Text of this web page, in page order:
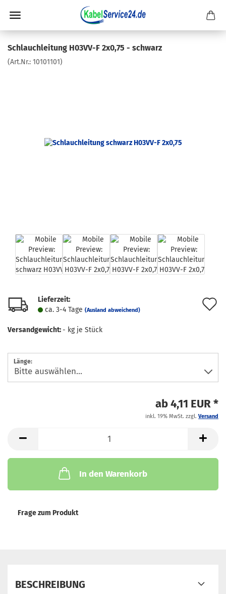
Schlauchleitung H03VV-F 2x0,75 - schwarz
(Art.Nr.: 10101101)
Lieferzeit:
ca. 3-4 Tage (Ausland abweichend)
Versandgewicht:- kg je Stück
Länge:
ab 4,11 EUR *
inkl. 19% MwSt. zzgl. Versand
In den Warenkorb
Frage zum Produkt
BESCHREIBUNG